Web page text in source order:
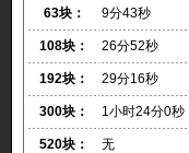
63块： 9分43秒
108块： 26分52秒
192块： 29分16秒
300块： 1小时24分0秒
520块： 无